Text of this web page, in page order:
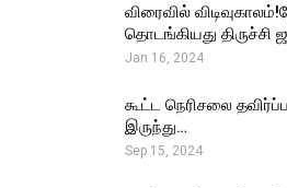
விரைவில்
தொடங்கியது திருச்சி
Jan 16, 2024
கூட்ட நெரிசலை
இருந்து…
Sep 15, 2024